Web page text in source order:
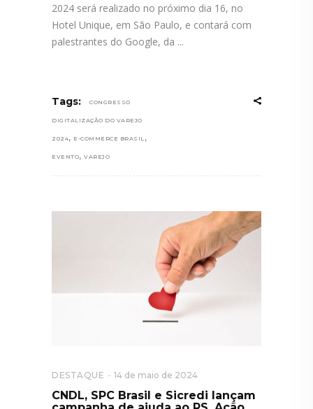
2024 será realizado no próximo dia 16, no
Hotel Unique, em São Paulo, e contará com
palestrantes do Google, da
Tags: CONGRESSO
DIGITALIZAÇÃO DO VAREJO
2024, E-COMMERCE BRASIL ,
EVENTO, VAREJO
DESTAQUE 14 de maio de 2024
CNDL, SPC Brasil e Sicredi lançam